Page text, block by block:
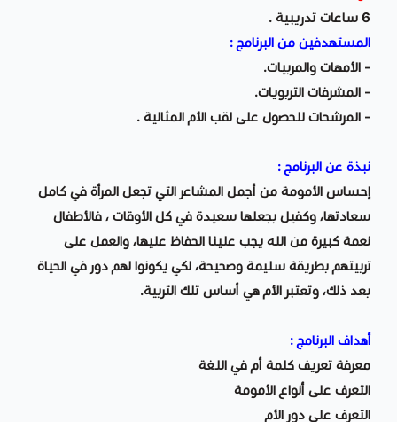
6 ساعات تدريبية .
المستهدفين من البرنامج :
- الأمهات والمربيات.
- المشرفات التربويات.
- المرشحات للحصول على لقب الأم المثالية .
نبذة عن البرنامج :
إحساس الأمومة من أجمل المشاعر التي تجعل المرأة في كامل
سعادتها، وكفيل بجعلها سعيدة في كل الأوقات ، فالأطفال
نعمة كبيرة من الله يجب علينا الحفاظ عليها، والعمل على
تربيتهم بطريقة سليمة وصحيحة، لكي يكونوا لهم دور في الحياة
بعد ذلك، وتعتبر الأم هي أساس تلك التربية.
أهداف البرنامج :
معرفة تعريف كلمة أم في اللغة
التعرف على أنواع الأمومة
التعرف على دور الأم